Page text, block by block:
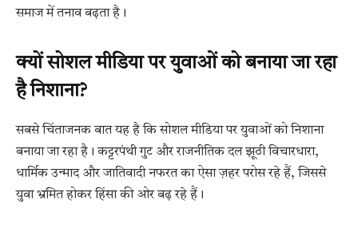
समाज में तनाव बढ़ता है।
क्यों सोशल मीडिया पर युवाओं को बनाया जा रहा
है निशाना?
सबसे चिंताजनक बात यह है कि सोशल मीडिया पर युवाओं को निशाना
बनाया जा रहा है। कट्टरपंथी गुट और राजनीतिक दल झूठी विचारधारा,
धार्मिक उन्माद और जातिवादी नफरत का ऐसा ज़हर परोस रहे हैं, जिससे
युवा भ्रमित होकर हिंसा की ओर बढ़ रहे हैं।